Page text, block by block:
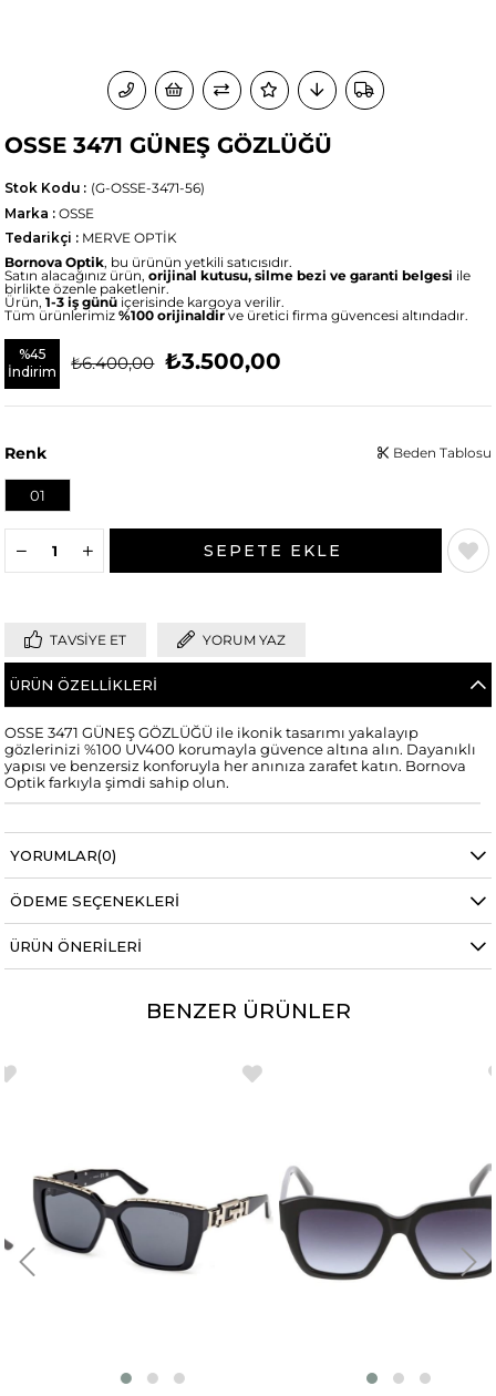
OSSE 3471 GÜNEŞ GÖZLÜĞÜ
(G-OSSE-3471-56)
Stok Kodu
Marka : OSSE
Tedarikçi : MERVE OPTİK
Bornova Optik, bu ürünün yetkili satıcısıdır.
Satın alacağınız ürün,orijinal kutusu, silme bezi ve garanti belgesi ile
birlikte özenle paketlenir.
Ürün,1-3 iş günü içerisinde kargoya verilir.
Tüm ürünlerimiz%100 orijinaldirve üretici firma güvencesi altındadır.
%45
İndirim
₺6.400,00 ₺3.500,00
Renk
01
Beden Tablosu
TAVSIYE ET YORUM YAZ
ÜRÜN ÖZELLIKLERI
OSSE 3471 GÜNEŞ GÖZLÜĞÜ ile ikonik tasarımı yakalayıp
gözlerinizi %100 UV400 korumayla güvence altına alın. Dayanıklı
yapısı ve benzersiz konforuyla her anınıza zarafet katın. Bornova
Optik farkıyla şimdi sahip olun.
YORUMLAR(0)
ÖDEME SEÇENEKLERI
ÜRÜN ÖNERILERI
BENZER ÜRÜNLER